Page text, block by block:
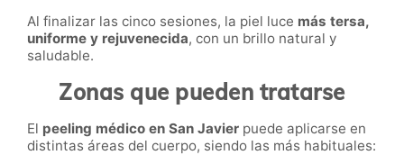
Al finalizar las cinco sesiones, la piel luce más tersa,
uniforme y rejuvenecida, con un brillo natural y
saludable.
Zonas que pueden tratarse
El peeling médico en San Javier puede aplicarse en
distintas áreas del cuerpo, siendo las más habituales: